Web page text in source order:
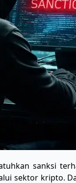
sanksi
sektor kripto.